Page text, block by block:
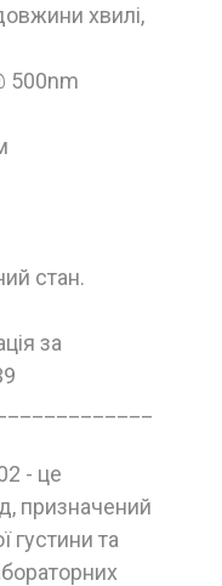
хвилі,
500nm
стан.
за
- це
призначений
густини та